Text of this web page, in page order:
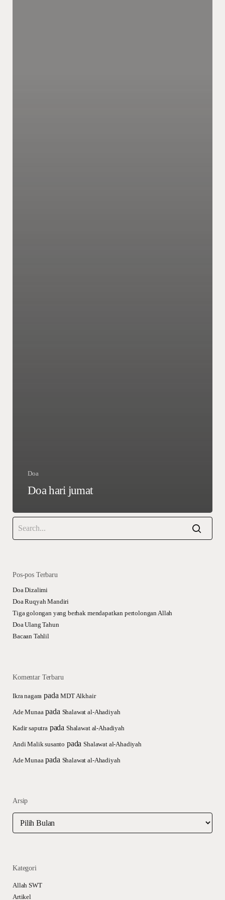
Doa
Doa hari jumat
Pos-pos Terbaru
Doa Dizalimi
Doa Ruqyah Mandiri
Tiga golongan yang berhak mendapatkan pertolongan Allah
Doa Ulang Tahun
Bacaan Tahlil
Komentar Terbaru
Ikra nagara padaMDT Alkhair
Ade Munaa pada Shalawat al-Ahadiyah
Kadir saputra pada Shalawat al-Ahadiyah
Andi Malik susanto padaShalawat al-Ahadiyah
Ade Munaa pada Shalawat al-Ahadiyah
Arsip
Kategori
Allah SWT
Artikel